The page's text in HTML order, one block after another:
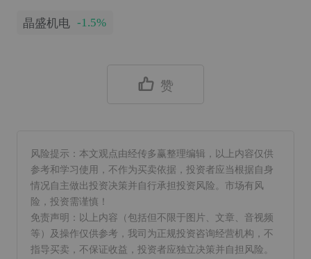
晶盛机电 -1.5%
赞
风险提示：本文观点由经传多赢整理编辑，以上内容仅供
参考和学习使用，不作为买卖依据，投资者应当根据自身
情况自主做出投资决策并自行承担投资风险。市场有风
险，投资需谨慎！
免责声明：以上内容（包括但不限于图片、文章、音视频
等）及操作仅供参考，我司为正规投资咨询经营机构，不
指导买卖，不保证收益，投资者应独立决策并自担风险。